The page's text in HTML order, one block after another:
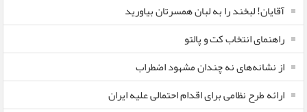
آقایان! لبخند را به لبان همسرتان بیاورید
راهنمای انتخاب کت و پالتو
از نشانه‌های نه چندان مشهود اضطراب
ارائه طرح نظامی برای اقدام احتمالی علیه ایران